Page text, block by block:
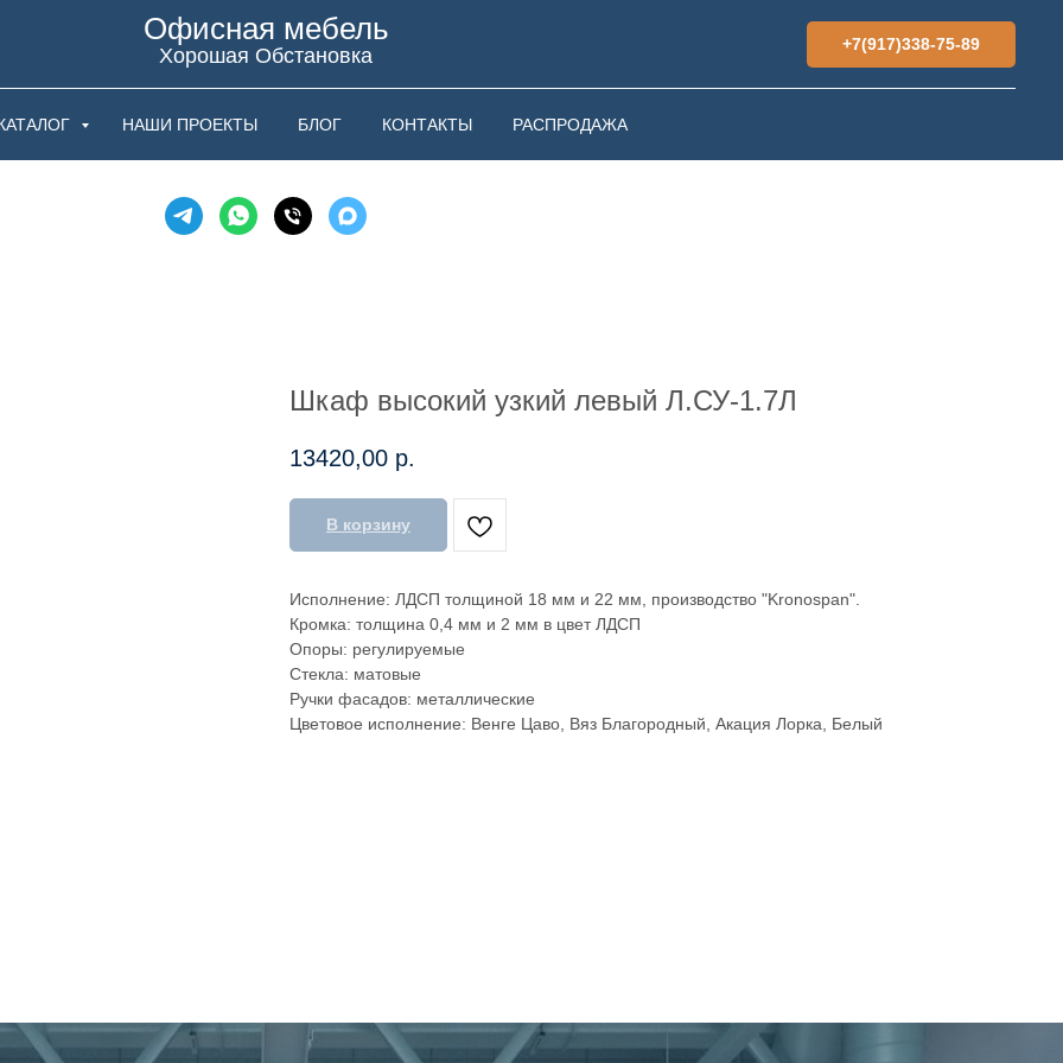
Офисная мебель
Хорошая Обстановка +7(917)338-75-89
НАШИ ПРОЕКТЫ БЛОГ КОНТАКТЫ РАСПРОДАЖА
Шкаф высокий узкий левый Л.СУ-1.7Л
13420,00 р.
В корзину
Исполнение: ЛДСП толщиной 18 мм и 22 мм, производство "Kronospan".
Кромка: толщина 0,4 мм и 2 мм в цвет ЛДСП
Опоры: регулируемые
Стекла: матовые
Ручки фасадов: металлические
Цветовое исполнение: Венге Цаво, Вяз Благородный, Акация Лорка, Белый